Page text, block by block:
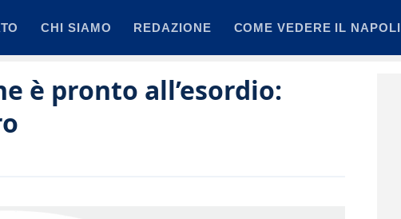
CHI SIAMO REDAZIONE COME VEDERE IL NAPOLI
è pronto all’esordio: